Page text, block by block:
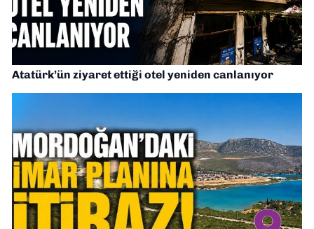
Atatürk’ün ziyaret ettiği otel yeniden canlanıyor